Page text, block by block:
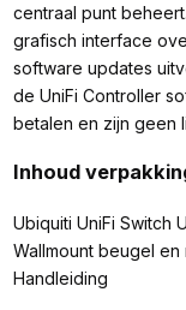
centraal punt
grafisch interface
software updates
de UniFi Controller
betalen en zijn geen
Inhoud
Ubiquiti UniFi Switch
Wallmount beugel en
Handleiding